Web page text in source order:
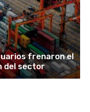
frenaron el
del sector